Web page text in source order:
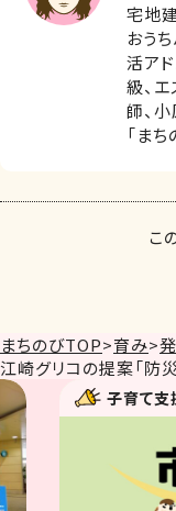
宅地
おう
活ア
級、
師、
「ま
こ
まちのびTOP>育み>
江崎グリコの提案「防